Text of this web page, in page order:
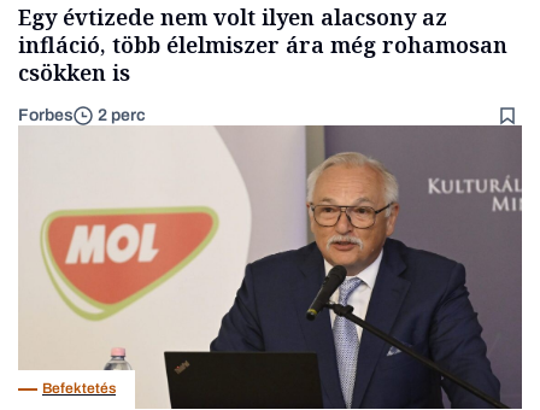
Egy évtizede nem volt ilyen alacsony az
infláció, több élelmiszer ára még rohamosan
csökken is
Forbes 2 perc
Befektetés